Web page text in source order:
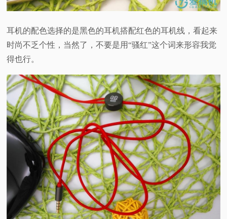
耳机的配色选择的是黑色的耳机搭配红色的耳机线，看起来
时尚不乏个性，当然了，不要是用“骚红”这个词来形容我觉
得也行。